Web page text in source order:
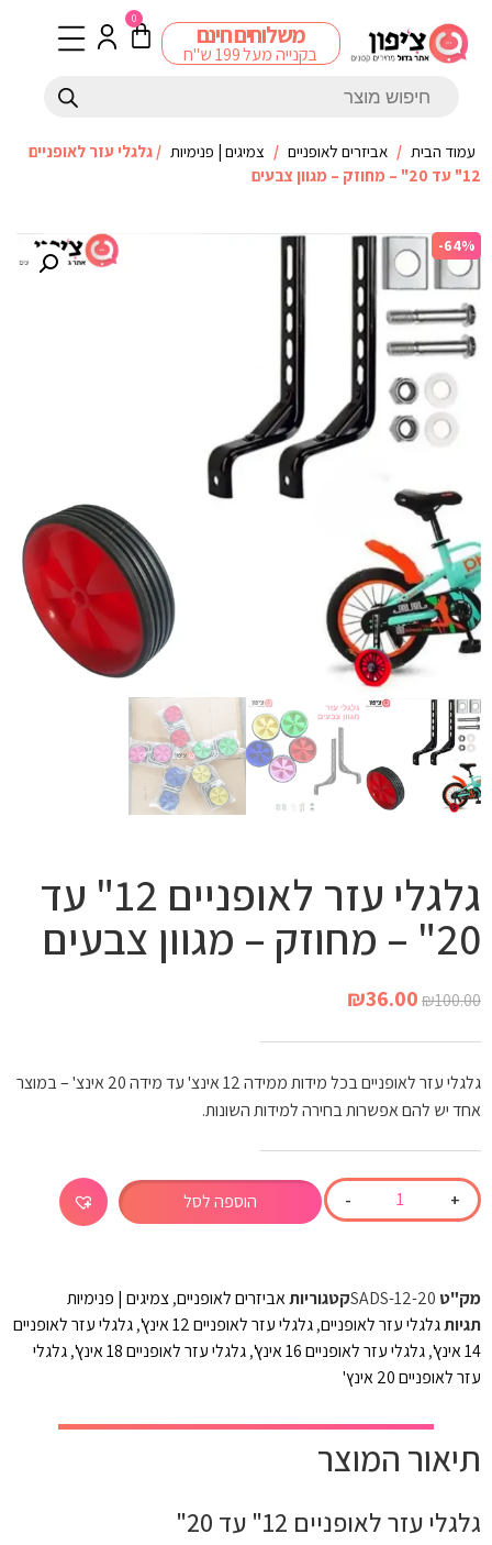
משלוחים חינם
בקנייה מעל 199 ש"ח
0
עמוד הבית / אביזרים לאופניים / צמיגים | פנימיות / גלגלי עזר לאופניים
12" עד 20" – מחוזק – מגוון צבעים
-64%
גלגלי עזר לאופניים 12" עד
20" – מחוזק – מגוון צבעים
₪100.00
₪36.00
גלגלי עזר לאופניים בכל מידות ממידה 12 אינצ' עד מידה 20 אינצ' – במוצר
אחד יש להם אפשרות בחירה למידות השונות.
+
- הוספה לסל
מק"ט SADS-12-20קטגוריותאביזרים לאופניים,צמיגים | פנימיות
תגיותגלגלי עזר לאופניים,גלגלי עזר לאופניים 12 אינץ' ,גלגלי עזר לאופניים
14 אינץ'
,גלגלי עזר לאופניים 16 אינץ' ,גלגלי עזר לאופניים 18 אינץ' ,גלגלי
עזר לאופניים 20 אינץ'
תיאור המוצר
גלגלי עזר לאופניים 12" עד 20"